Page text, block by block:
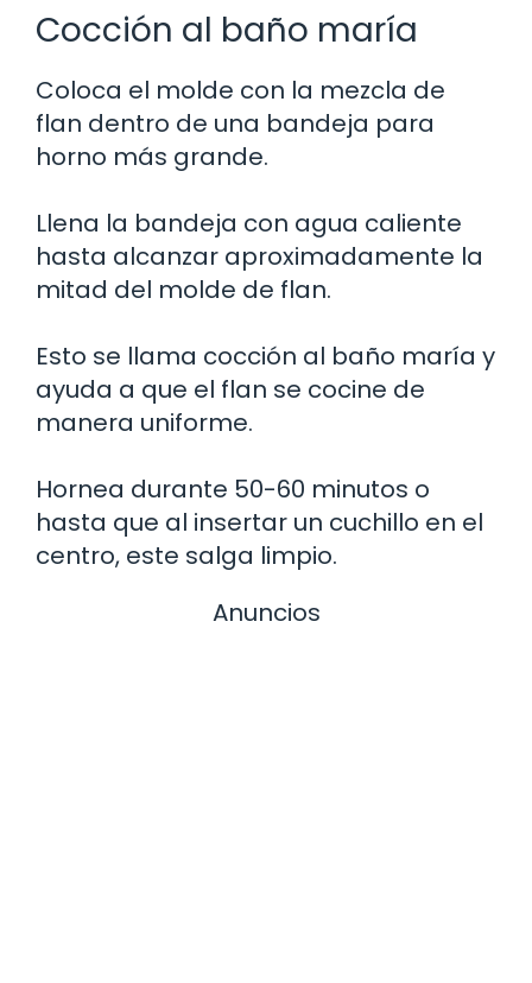
Cocción al baño maría
Coloca el molde con la mezcla de
flan dentro de una bandeja para
horno más grande.
Llena la bandeja con agua caliente
hasta alcanzar aproximadamente la
mitad del molde de flan.
Esto se llama cocción al baño maría y
ayuda a que el flan se cocine de
manera uniforme.
Hornea durante 50-60 minutos o
hasta que al insertar un cuchillo en el
centro, este salga limpio.
Anuncios